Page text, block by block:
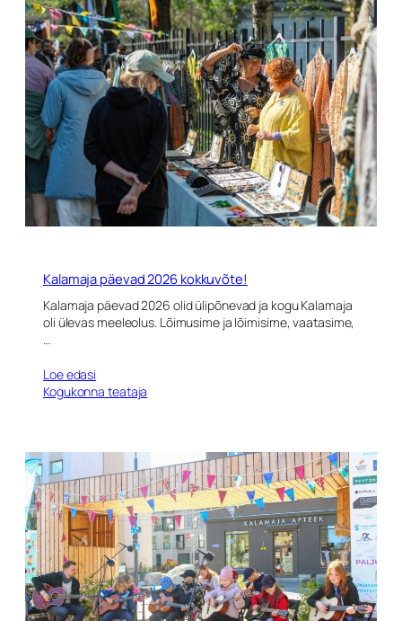
Kalamaja päevad 2026 kokkuvõte!
Kalamaja päevad 2026 olid ülipõnevad ja kogu Kalamaja
oli ülevas meeleolus. Lõimusime ja lõimisime, vaatasime,
…
Loe edasi
Kogukonna teataja